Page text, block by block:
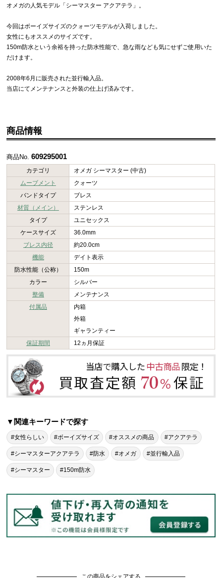
オメガの人気モデル「シーマスター アクアテラ」。
今回はボーイズサイズのクォーツモデルが入荷しました。
女性にもオススメのサイズです。
150m防水という余裕を持った防水性能で、急な雨なども気にせずご使用いた
だけます。
2008年6月に販売された並行輸入品。
当店にてメンテナンスと外装の仕上げ済みです。
商品情報
商品No.609295001
カテゴリ
オメガ シーマスター (中古)
ムーブメント
クォーツ
バンドタイプ
ブレス
材質（メイン）
ステンレス
タイプ
ユニセックス
ケースサイズ
36.0mm
ブレス内径
約20.0cm
機能
デイト表示
防水性能（公称）
150m
カラー
シルバー
整備
メンテナンス
付属品
内箱
外箱
ギャランティー
保証期間
12ヵ月保証
▼関連キーワードで探す
#女性らしい #ボーイズサイズ #オススメの商品 #アクアテラ
#シーマスターアクアテラ #防水 #オメガ #並行輸入品
#シーマスター #150m防水
この商品をシェアする